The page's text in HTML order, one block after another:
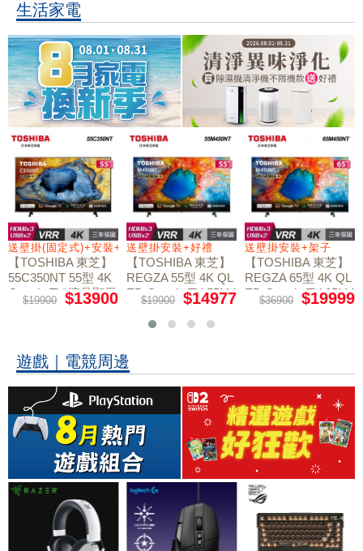
生活家電
送壁掛(固定式)+安裝+好禮贈
【TOSHIBA 東芝】
55C350NT 55型 4K
Google TV 液晶顯示
器｜含壁掛(固定式)
$19900 $13900
送壁掛安裝+好禮
【TOSHIBA 東芝】
REGZA 55型 4K QL
ED Google TV 55M4
50NT液晶顯示器｜
含壁掛(固定式)+安
$19900 $14977
送壁掛安裝+架子
【TOSHIBA 東芝】
REGZA 65型 4K QL
ED Google TV 65M4
50NT液晶顯示器｜
$36900 $19999
遊戲｜電競周邊